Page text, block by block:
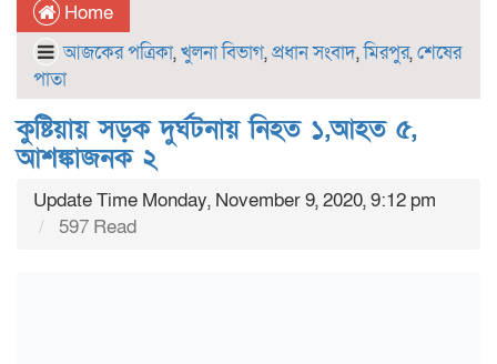
Home
আজকের পত্রিকা,খুলনা বিভাগ,প্রধান সংবাদ,মিরপুর,শেষের
পাতা
কুষ্টিয়ায় সড়ক দুর্ঘটনায় নিহত ১,আহত ৫,
আশঙ্কাজনক ২
Update Time Monday, November 9, 2020, 9:12 pm
597 Read